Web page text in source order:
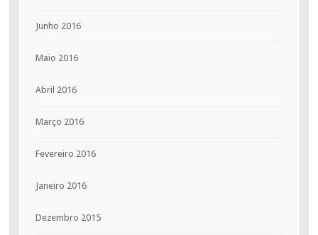
Junho 2016
Maio 2016
Abril 2016
Março 2016
Fevereiro 2016
Janeiro 2016
Dezembro 2015